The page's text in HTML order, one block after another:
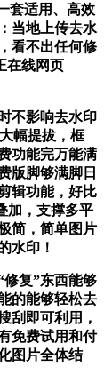
套适用、高效
当地上传去水
看不出任何修
在线网页
不影响去水印
幅提拔，框
功能完万能满
版脚够满脚日
辑功能，好比
加，支撑多平
简，简单图片
水印！
复”东西能够
的能够轻松去
刮即可利用，
免费试用和付
图片全体结